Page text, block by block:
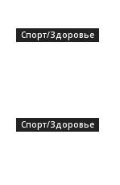
Спорт/Здоровье
Спорт/Здоровье